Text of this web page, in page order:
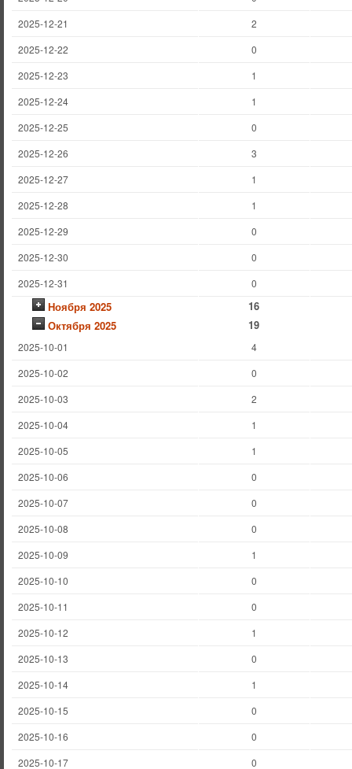
2025-12-21
2
2025-12-22
0
2025-12-23
1
2025-12-24
1
2025-12-25
0
2025-12-26
3
2025-12-27
1
2025-12-28
1
2025-12-29
0
2025-12-30
0
2025-12-31
0
Ноября 2025
16
Октября 2025
19
2025-10-01
4
2025-10-02
0
2025-10-03
2
2025-10-04
1
2025-10-05
1
2025-10-06
0
2025-10-07
0
2025-10-08
0
2025-10-09
1
2025-10-10
0
2025-10-11
0
2025-10-12
1
2025-10-13
0
2025-10-14
1
2025-10-15
0
2025-10-16
0
2025-10-17
0